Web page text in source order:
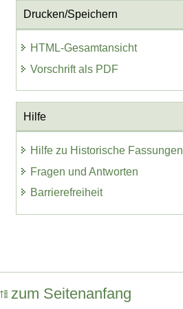
Drucken/Speichern
HTML-Gesamtansicht
Vorschrift als PDF
Hilfe
Hilfe zu Historische Fassungen
Fragen und Antworten
Barrierefreiheit
zum Seitenanfang